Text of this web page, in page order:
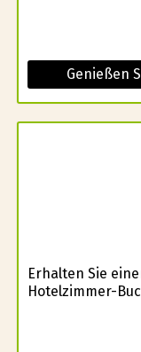
Genießen
Erhalten Sie
Hotelzimmer-